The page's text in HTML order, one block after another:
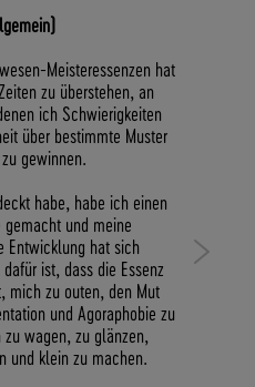
Meisteressenzen hat
zu überstehen, an
ich Schwierigkeiten
über bestimmte Muster
gewinnen.
habe, habe ich einen
und meine
Entwicklung hat sich
ist, dass die Essenz
mich zu outen, den Mut
und Agoraphobie zu
wagen, zu glänzen,
und klein zu machen.